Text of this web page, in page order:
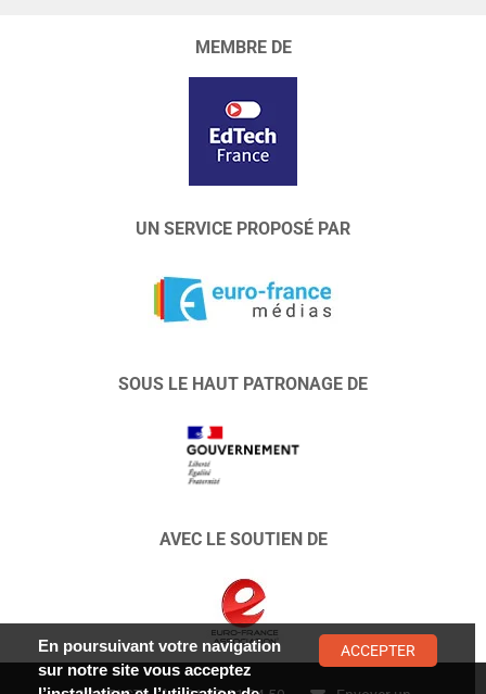
MEMBRE DE
UN SERVICE PROPOSÉ PAR
SOUS LE HAUT PATRONAGE DE
AVEC LE SOUTIEN DE
En poursuivant votre navigation
sur notre site vous acceptez
ACCEPTER